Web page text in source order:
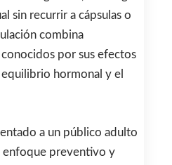
sin recurrir a cápsulas o
combina
por sus efectos
hormonal y el
a un público adulto
enfoque preventivo y